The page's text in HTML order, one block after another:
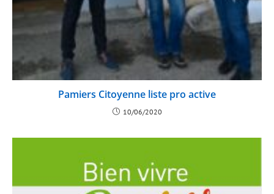
Pamiers Citoyenne liste pro active
10/06/2020